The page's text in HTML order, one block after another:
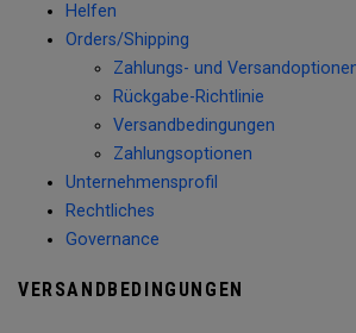
Helfen
Orders/Shipping
Zahlungs- und
Rückgabe-Richtlinie
Versandbedingungen
Zahlungsoptionen
Unternehmensprofil
Rechtliches
Governance
VERSANDBEDINGUNGEN